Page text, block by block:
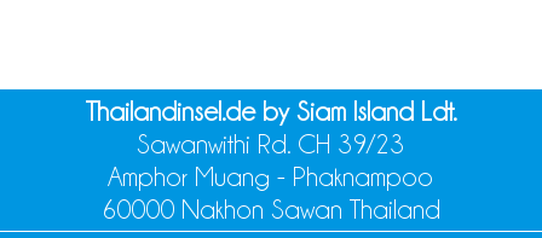
Thailandinsel.de by Siam Island Ldt.
Sawanwithi Rd. CH 39/23
Amphor Muang - Phaknampoo
60000 Nakhon Sawan Thailand